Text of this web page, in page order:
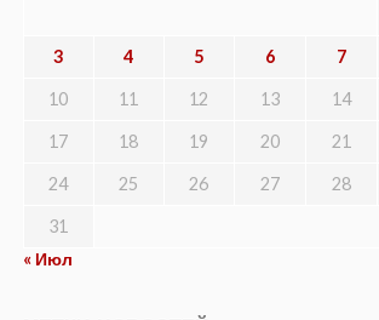
3 4 5 6 7
10 11 12 13 14
17 18 19 20 21
24 25 26 27 28
31
« Июл